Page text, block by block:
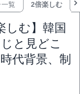
覧 2倍楽しむ
しむ】韓国
と見どこ
代背景、制